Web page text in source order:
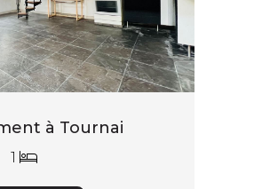
à Tournai
1